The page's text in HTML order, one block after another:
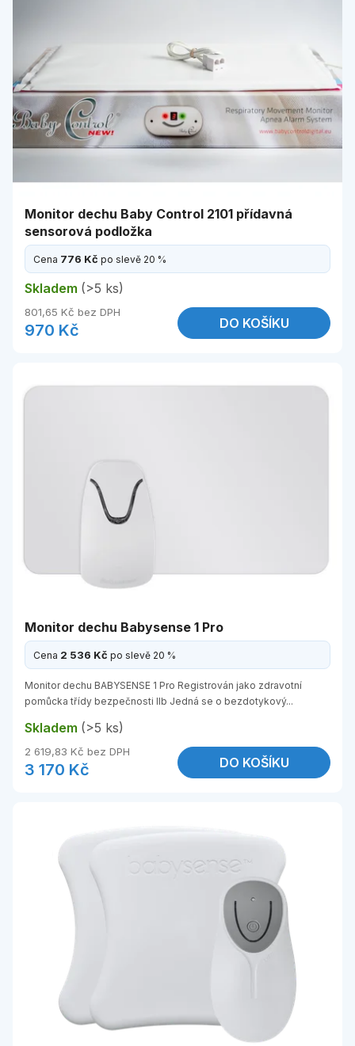
Monitor dechu Baby Control 2101 přídavná
sensorová podložka
Cena 776 Kč po slevě 20 %
Skladem (>5 ks)
801,65 Kč bez DPH
970 Kč DO KOŠÍKU
Monitor dechu Babysense 1 Pro
Cena 2 536 Kč po slevě 20 %
Skladem (>5 ks)
2 619,83 Kč bez DPH
3 170 Kč DO KOŠÍKU
Monitor dechu BABYSENSE 1 Pro Registrován jako zdravotní
pomůcka třídy bezpečnosti IIb Jedná se o bezdotykový...